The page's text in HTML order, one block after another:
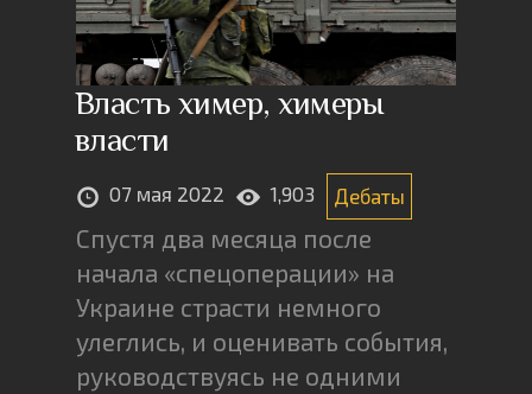
Власть химер, химеры
власти
07 мая 2022 1,903 Дебаты
Спустя два месяца после
начала «спецоперации» на
Украине страсти немного
улеглись, и оценивать события,
руководствуясь не одними